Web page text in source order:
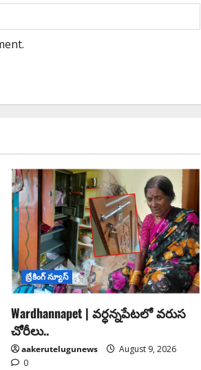
బ్రేకింగ్ న్యూస్
Wardhannapet | వర్ధన్నపేటలో వరుస
చోరీలు..
aakerutelugunews
August 9, 2026
0